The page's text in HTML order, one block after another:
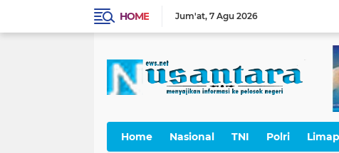
HOME Jum'at 7 Agu 2026
Home Nasional TNI Polri